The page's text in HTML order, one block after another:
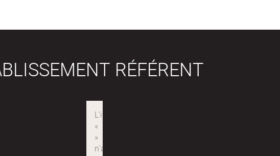
RÉFÉRENT